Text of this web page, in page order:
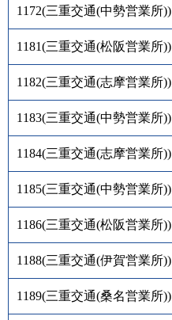
1172(三重交通(中勢営業所))
1181(三重交通(松阪営業所))
1182(三重交通(志摩営業所))
1183(三重交通(中勢営業所))
1184(三重交通(志摩営業所))
1185(三重交通(中勢営業所))
1186(三重交通(松阪営業所))
1188(三重交通(伊賀営業所))
1189(三重交通(桑名営業所))